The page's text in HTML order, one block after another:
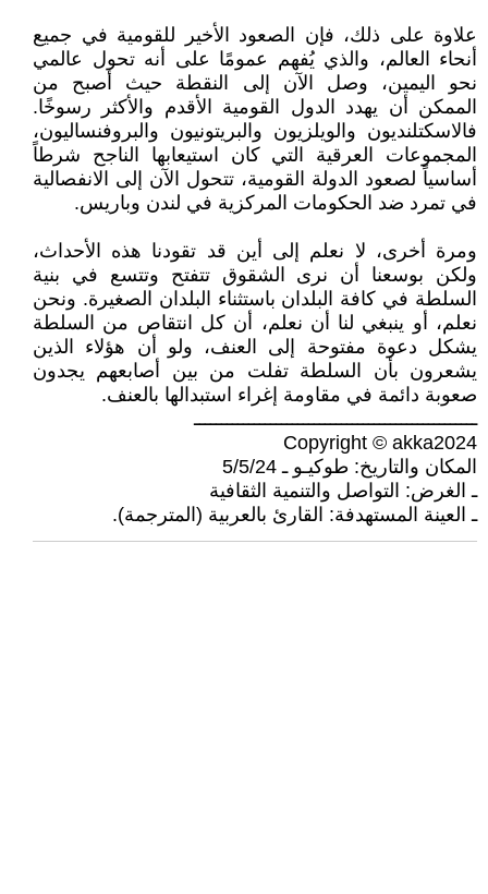
علاوة على ذلك، فإن الصعود الأخير للقومية في جميع
أنحاء العالم، والذي يُفهم عمومًا على أنه تحول عالمي
نحو اليمين، وصل الآن إلى النقطة حيث أصبح من
الممكن أن يهدد الدول القومية الأقدم والأكثر رسوخًا.
فالاسكتلنديون والويلزيون والبريتونيون والبروفنساليون،
المجموعات العرقية التي كان استيعابها الناجح شرطاً
أساسياً لصعود الدولة القومية، تتحول الآن إلى الانفصالية
في تمرد ضد الحكومات المركزية في لندن وباريس.
ومرة أخرى، لا نعلم إلى أين قد تقودنا هذه الأحداث،
ولكن بوسعنا أن نرى الشقوق تتفتح وتتسع في بنية
السلطة في كافة البلدان باستثناء البلدان الصغيرة. ونحن
نعلم، أو ينبغي لنا أن نعلم، أن كل انتقاص من السلطة
يشكل دعوة مفتوحة إلى العنف، ولو أن هؤلاء الذين
يشعرون بأن السلطة تفلت من بين أصابعهم يجدون
صعوبة دائمة في مقاومة إغراء استبدالها بالعنف.
ــــــــــــــــــــــــــــــــــــــــــــــــــــ
Copyright © akka2024
المكان والتاريخ: طوكيـو ـ 5/5/24
ـ الغرض: التواصل والتنمية الثقافية
ـ العينة المستهدفة: القارئ بالعربية (المترجمة).